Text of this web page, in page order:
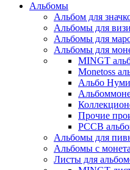
Альбомы
Альбом для
Альбомы для
Альбомы для
Альбомы для
MINGT
Monetoss
Альбо
Прочие
РССВ
Альбомы для
Альбомы с
Листы для